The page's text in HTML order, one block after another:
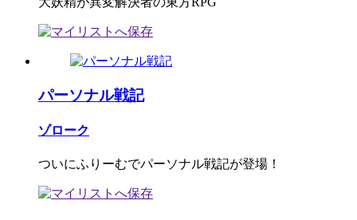
パーソナル戦記
ゾローク
ついにふりーむでパーソナル戦記が登場！